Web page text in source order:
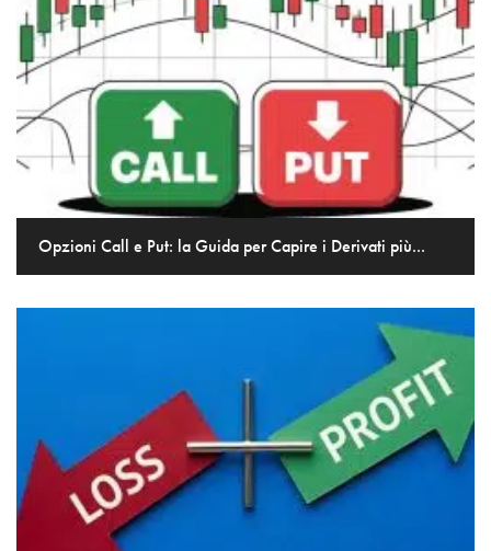
Opzioni Call e Put: la Guida per Capire i Derivati più...